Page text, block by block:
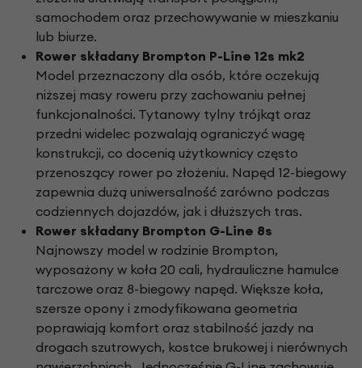
samochodem oraz przechowywanie w mieszkaniu
lub biurze.
Rower składany Brompton P-Line 12s mk2
Model przeznaczony dla osób, które oczekują
niższej masy roweru przy zachowaniu pełnej
funkcjonalności. Tytanowy tylny trójkąt oraz
przedni widelec pozwalają ograniczyć wagę
konstrukcji, co docenią użytkownicy często
przenoszący rower po złożeniu. Napęd 12-biegowy
zapewnia dużą uniwersalność zarówno podczas
codziennych dojazdów, jak i dłuższych tras.
Rower składany Brompton G-Line 8s
Najnowszy model w rodzinie Brompton,
wyposażony w koła 20 cali, hydrauliczne hamulce
tarczowe oraz 8-biegowy napęd. Większe koła,
szersze opony i zmodyfikowana geometria
poprawiają komfort oraz stabilność jazdy na
drogach szutrowych, kostce brukowej i nierównych